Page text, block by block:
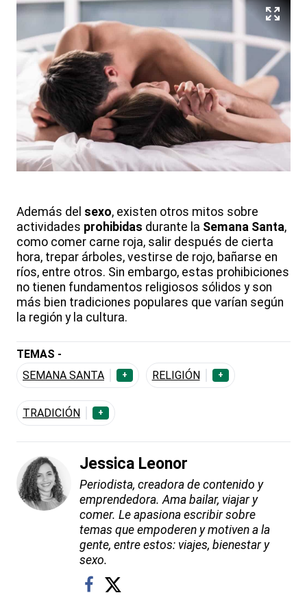
Además del sexo, existen otros mitos sobre
actividades prohibidas durante la Semana Santa,
como comer carne roja, salir después de cierta
hora, trepar árboles, vestirse de rojo, bañarse en
ríos, entre otros. Sin embargo, estas prohibiciones
no tienen fundamentos religiosos sólidos y son
más bien tradiciones populares que varían según
la región y la cultura.
TEMAS -
SEMANA SANTA
+ RELIGIÓN +
TRADICIÓN +
Jessica Leonor
Periodista, creadora de contenido y
emprendedora. Ama bailar, viajar y
comer. Le apasiona escribir sobre
temas que empoderen y motiven a la
gente, entre estos: viajes, bienestar y
sexo.